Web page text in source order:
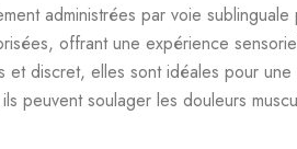
administrées par voie
offrant une expérience
discret, elles sont idéales pour une
peuvent soulager les douleurs